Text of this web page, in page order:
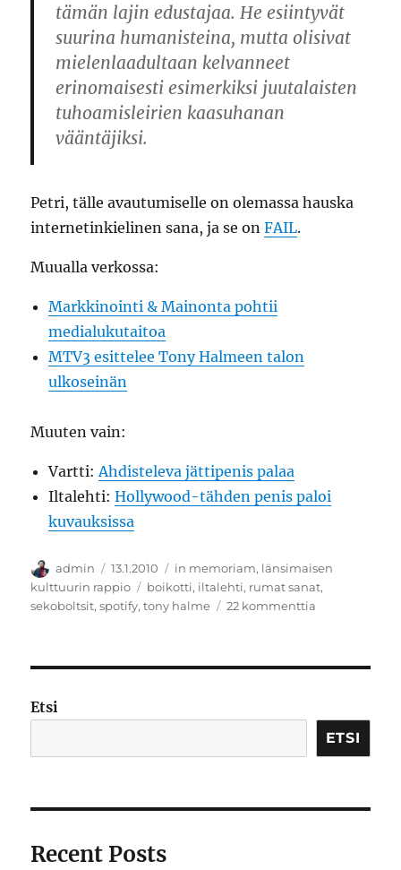
tämän lajin edustajaa. He esiintyvät
suurina humanisteina, mutta olisivat
mielenlaadultaan kelvanneet
erinomaisesti esimerkiksi juutalaisten
tuhoamisleirien kaasuhanan
vääntäjiksi.
Petri, tälle avautumiselle on olemassa hauska
internetinkielinen sana, ja se onFAIL.
Muualla verkossa:
Markkinointi & Mainonta pohtii
medialukutaitoa
MTV3 esittelee Tony Halmeen talon
ulkoseinän
Muuten vain:
Vartti: Ahdisteleva jättipenis palaa
Iltalehti:Hollywood-tähden penis paloi
kuvauksissa
Kirjoittaja
admin Julkaistu
13.1.2010 Kategoriat
in memoriam, länsimaisen
kulttuurin rappio
Avainsanat
boikotti, iltalehti, rumat sanat,
sekoboltsit,spotify,tony halme 22 kommenttia
veteraanit
Etsi
ETSI
Recent Posts